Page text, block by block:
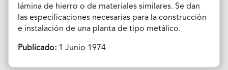
lámina de hierro o de materiales similares. Se dan
las especificaciones necesarias para la construcción
e instalación de una planta de tipo metálico.
Publicado:1 Junio 1974